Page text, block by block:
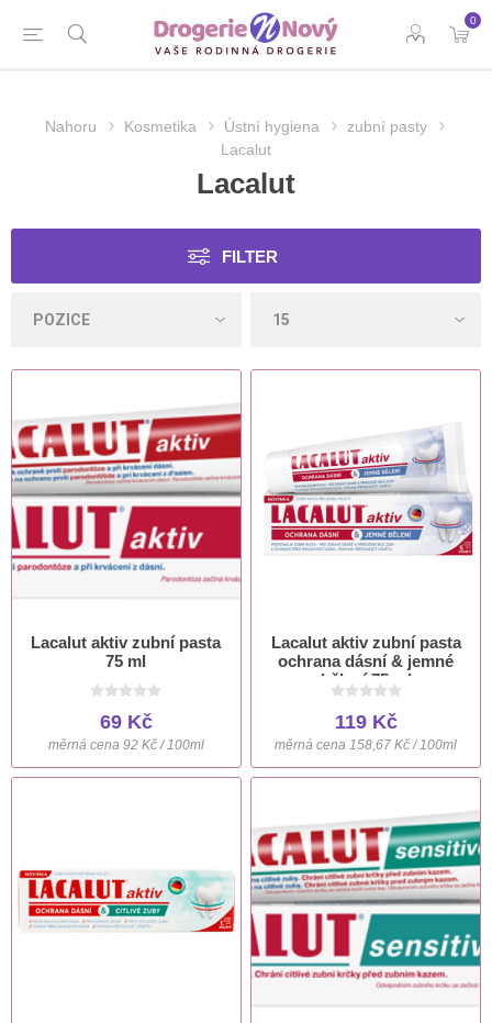
0
Nahoru Kosmetika Ústní hygiena
zubní pasty
Lacalut
Lacalut
FILTER
Lacalut aktiv zubní pasta
75 ml
69 Kč
měrná cena 92 Kč / 100ml
Lacalut aktiv zubní pasta
ochrana dásní & jemné
bělení 75 ml
119 Kč
měrná cena 158,67 Kč / 100ml